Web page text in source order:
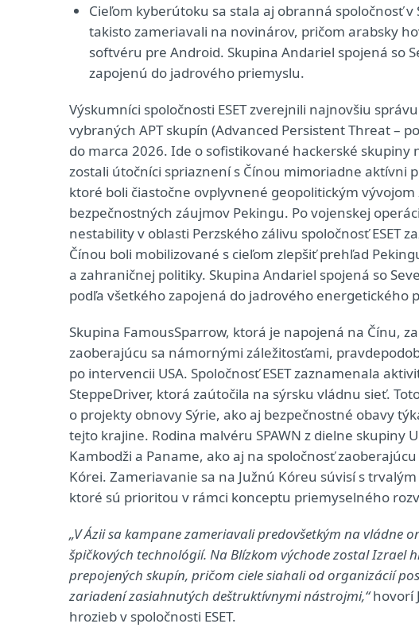
Cieľom kyberútoku sa stala aj obranná spoločnosť
takisto zameriavali na novinárov, pričom arabsky
softvéru pre Android. Skupina Andariel spojená so
zapojenú do jadrového priemyslu.
Výskumníci spoločnosti ESET zverejnili najnovšiu
vybraných APT skupín (Advanced Persistent Threat –
do marca 2026. Ide o sofistikované hackerské skupiny
zostali útočníci spriaznení s Čínou mimoriadne aktívni
ktoré boli čiastočne ovplyvnené geopolitickým
bezpečnostných záujmov Pekingu. Po vojenskej
nestability v oblasti Perzského zálivu spoločnosť ESET
Čínou boli mobilizované s cieľom zlepšiť prehľad
a zahraničnej politiky. Skupina Andariel spojená so
podľa všetkého zapojená do jadrového energetického
Skupina FamousSparrow, ktorá je napojená na Čínu,
zaoberajúcu sa námornými záležitosťami,
po intervencii USA. Spoločnosť ESET zaznamenala
SteppeDriver, ktorá zaútočila na sýrsku vládnu sieť.
o projekty obnovy Sýrie, ako aj bezpečnostné obavy
tejto krajine. Rodina malvéru SPAWN z dielne skupiny
Kambodži a Paname, ako aj na spoločnosť
Kórei. Zameriavanie sa na Južnú Kóreu súvisí s
ktoré sú prioritou v rámci konceptu priemyselného
„V Ázii sa kampane zameriavali predovšetkým na vládne
špičkových technológií. Na Blízkom východe zostal Izrael
prepojených skupín, pričom ciele siahali od organizácií
zariadení zasiahnutých deštruktívnymi nástrojmi,“hovorí
hrozieb v spoločnosti ESET.